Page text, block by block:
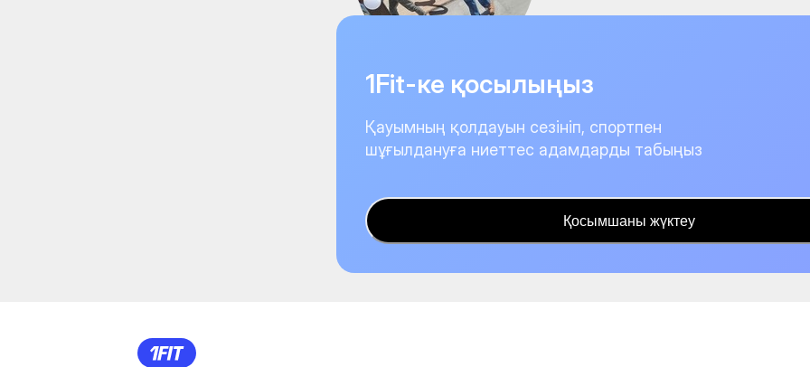
1Fit-ке қосылыңыз
Қауымның қолдауын сезініп, спортпен
шұғылдануға ниеттес адамдарды табыңыз
Қосымшаны жүктеу